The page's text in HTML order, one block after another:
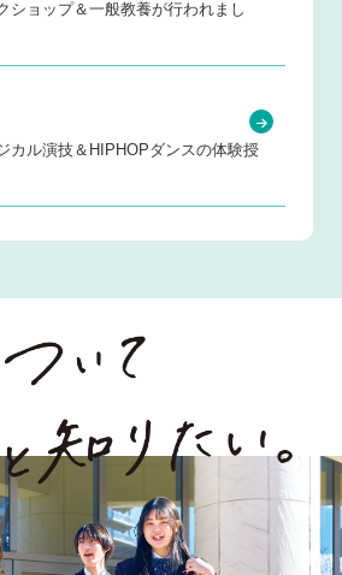
ショップ＆一般教養が行われまし
カル演技＆HIPHOPダンスの体験授